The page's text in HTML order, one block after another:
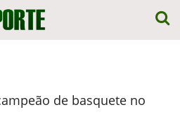
de basquete no